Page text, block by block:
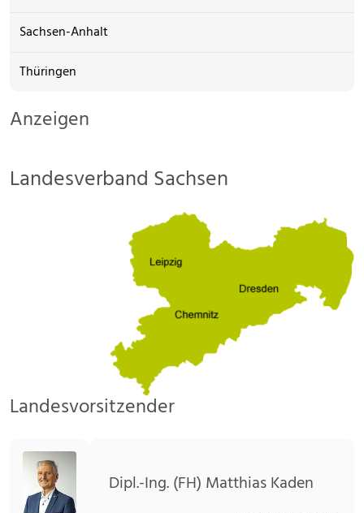
Sachsen-Anhalt
Thüringen
Anzeigen
Landesverband Sachsen
Landesvorsitzender
Dipl.-Ing. (FH) Matthias Kaden